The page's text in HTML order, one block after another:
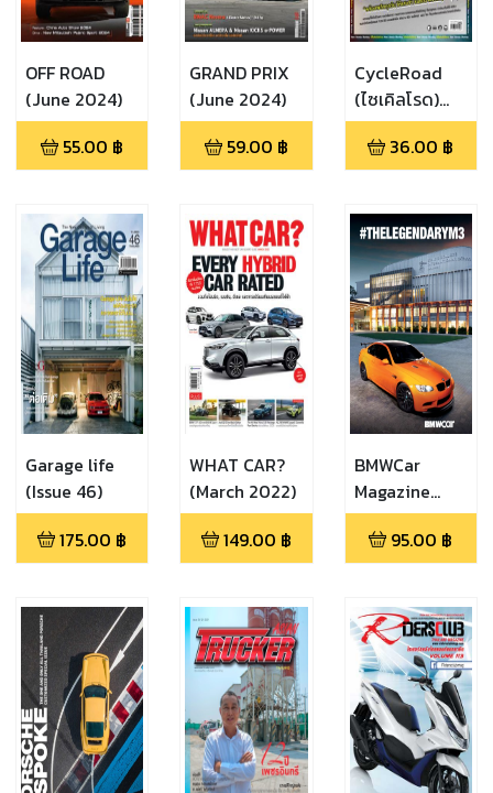
OFF ROAD
(June 2024)
55.00 ฿
GRAND PRIX
(June 2024)
59.00 ฿
CycleRoad
(ไซเคิลโรด)
(Vol.402
June2024)
36.00 ฿
Garage life
(Issue 46)
175.00 ฿
WHAT CAR?
(March 2022)
149.00 ฿
BMWCar
Magazine
Thailand
(September-
October 2021)
95.00 ฿